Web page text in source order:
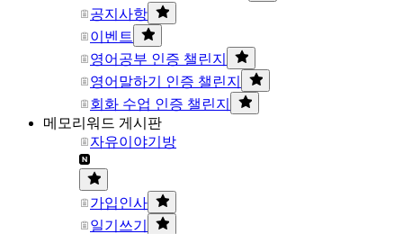
공지사항
이벤트
영어공부 인증 챌린지
영어말하기 인증 챌린지
회화 수업 인증 챌린지
메모리워드 게시판
자유이야기방
가입인사
일기쓰기